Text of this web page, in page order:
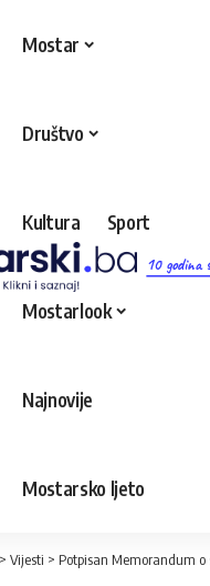
10 godina
Mostar
Društvo
Kultura Sport
Mostarlook
Najnovije
Mostarsko ljeto
> Vijesti > Potpisan Memorandum o saradnji za